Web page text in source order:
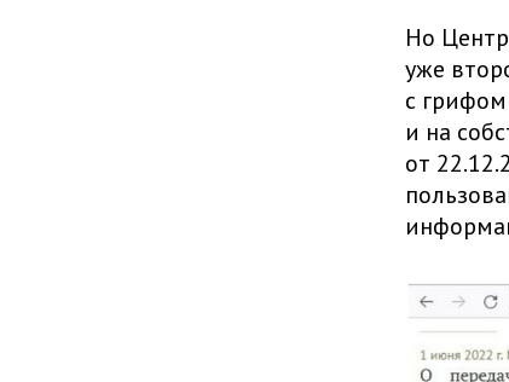
Но
уже
с грифом
и на
от